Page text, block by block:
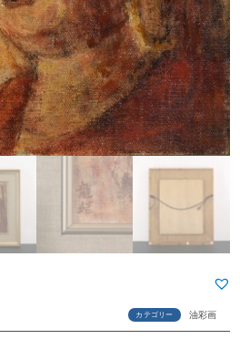
カテゴリー 油彩画